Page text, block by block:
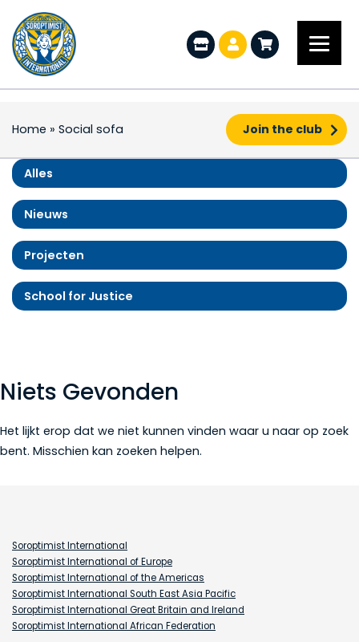
Home » Social sofa Join the club
Alles
Nieuws
Projecten
School for Justice
Niets Gevonden
Het lijkt erop dat we niet kunnen vinden waar u naar op zoek
bent. Misschien kan zoeken helpen.
Soroptimist International
Soroptimist International of Europe
Soroptimist International of the Americas
Soroptimist International South East Asia Pacific
Soroptimist International Great Britain and Ireland
Soroptimist International African Federation